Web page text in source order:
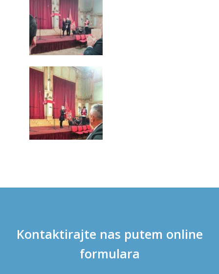
Kontaktirajte nas putem online
formulara